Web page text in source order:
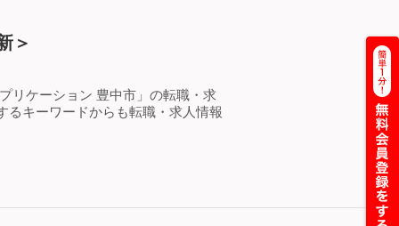
＞
リケーション 豊中市」の転職・求
るキーワードからも転職・求人情報